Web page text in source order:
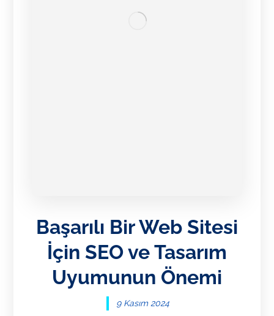
Başarılı Bir Web Sitesi
İçin SEO ve Tasarım
Uyumunun Önemi
9 Kasım 2024